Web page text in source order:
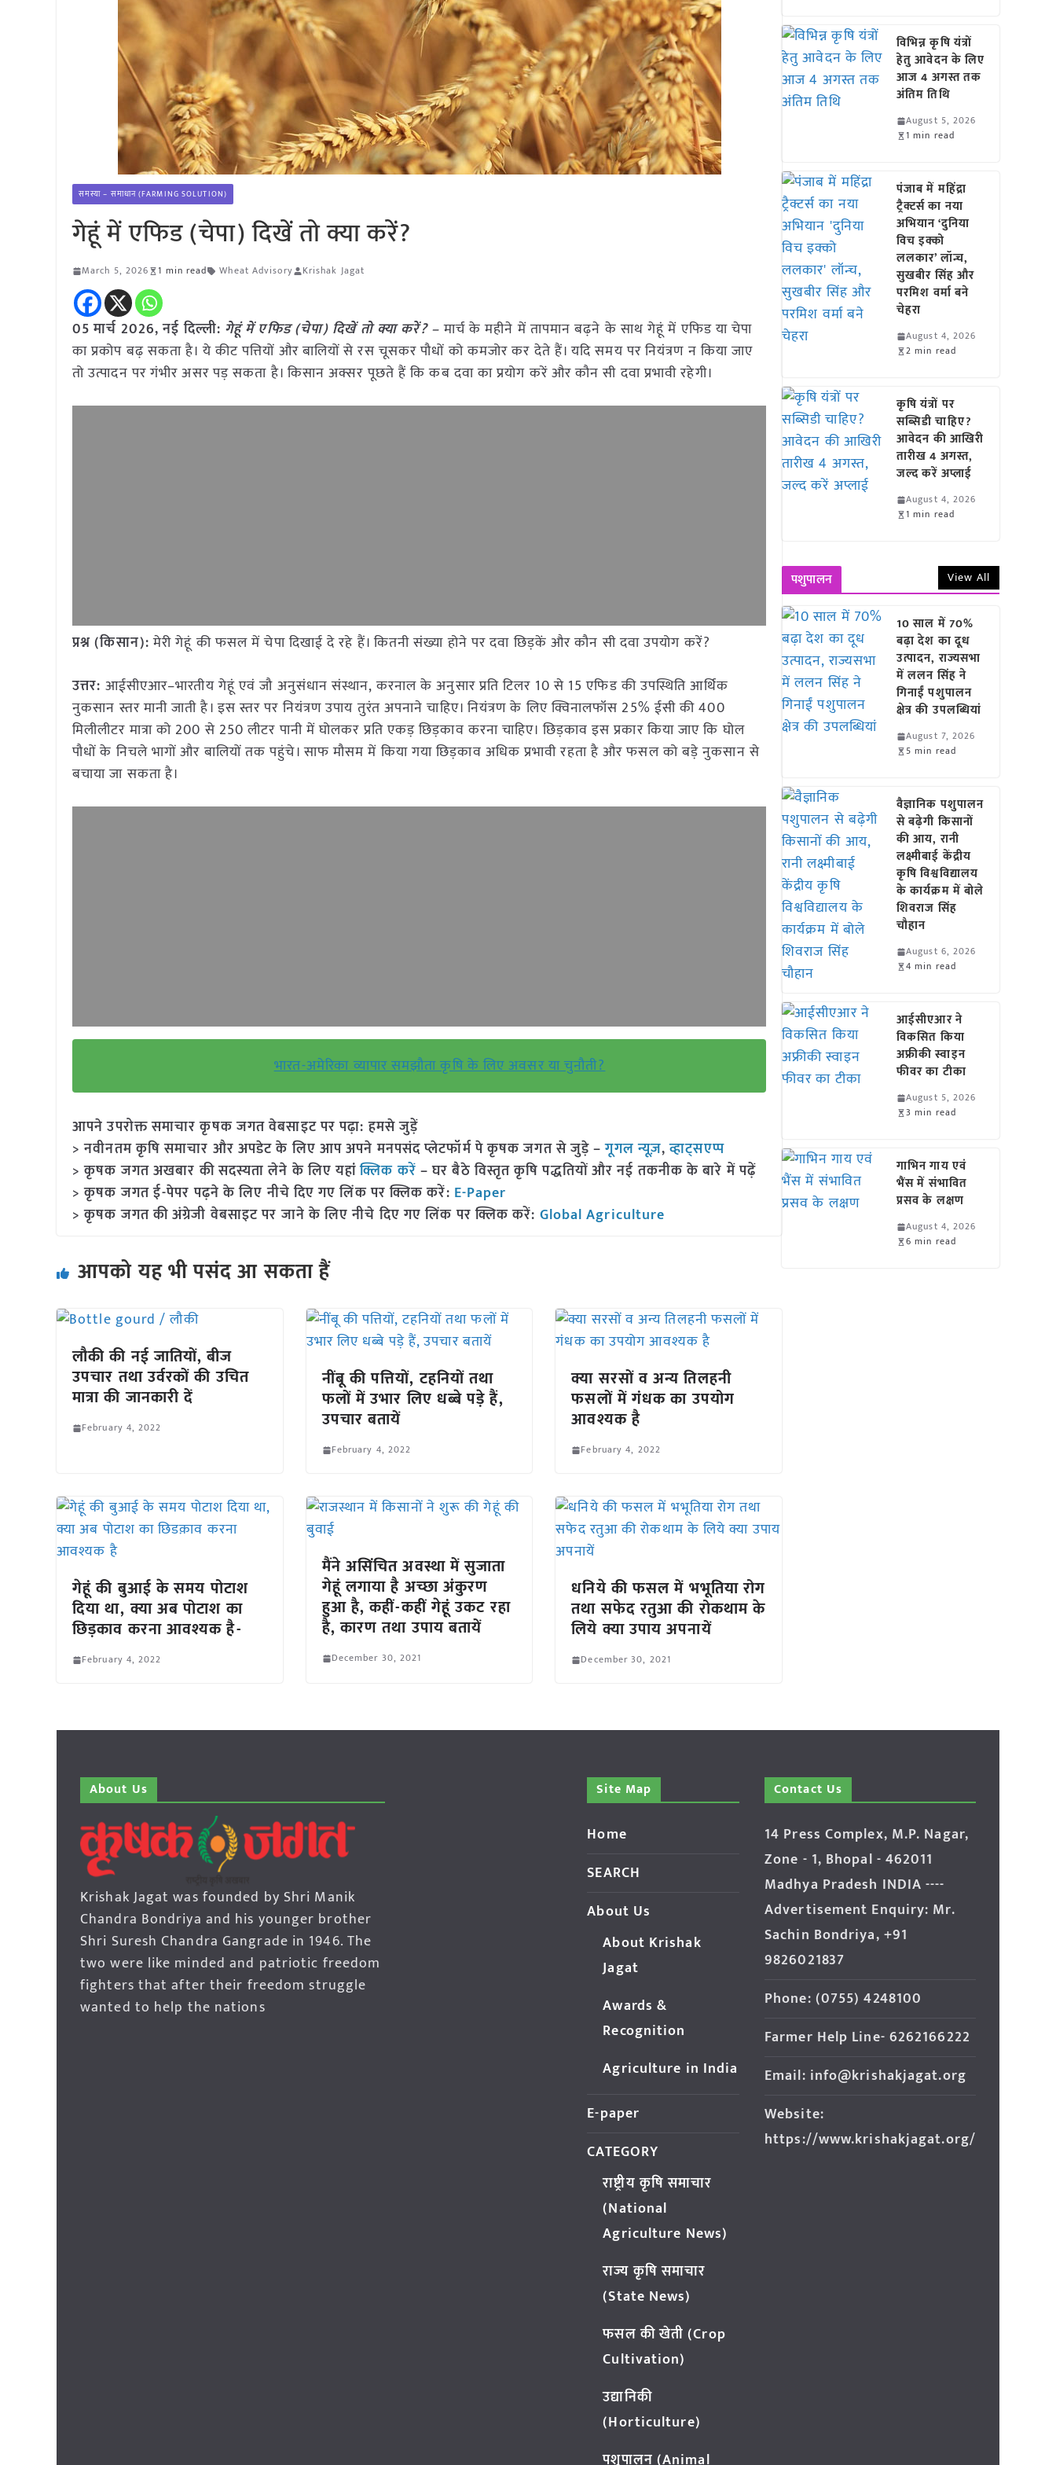
समस्या – समाधान (FARMING SOLUTION)
गेहूं में एफिड (चेपा) दिखें तो क्या करें?
March 5, 2026 1 min read Wheat Advisory Krishak Jagat
05 मार्च 2026, नई दिल्ली: गेहूं में एफिड (चेपा) दिखें तो क्या करें? –मार्च के महीने में तापमान बढ़ने के साथ गेहूं में एफिड या चेपा
का प्रकोप बढ़ सकता है। ये कीट पत्तियों और बालियों से रस चूसकर पौधों को कमजोर कर देते हैं। यदि समय पर नियंत्रण न किया जाए
तो उत्पादन पर गंभीर असर पड़ सकता है। किसान अक्सर पूछते हैं कि कब दवा का प्रयोग करें और कौन सी दवा प्रभावी रहेगी।
प्रश्न (किसान):मेरी गेहूं की फसल में चेपा दिखाई दे रहे हैं। कितनी संख्या होने पर दवा छिड़कें और कौन सी दवा उपयोग करें?
उत्तर: आईसीएआर–भारतीय गेहूं एवं जौ अनुसंधान संस्थान, करनाल के अनुसार प्रति टिलर 10 से 15 एफिड की उपस्थिति आर्थिक
नुकसान स्तर मानी जाती है। इस स्तर पर नियंत्रण उपाय तुरंत अपनाने चाहिए। नियंत्रण के लिए क्विनालफॉस 25% ईसी की 400
मिलीलीटर मात्रा को 200 से 250 लीटर पानी में घोलकर प्रति एकड़ छिड़काव करना चाहिए। छिड़काव इस प्रकार किया जाए कि घोल
पौधों के निचले भागों और बालियों तक पहुंचे। साफ मौसम में किया गया छिड़काव अधिक प्रभावी रहता है और फसल को बड़े नुकसान से
बचाया जा सकता है।
भारत-अमेरिका व्यापार समझौता कृषि के लिए अवसर या चुनौती?
आपने उपरोक्त समाचार कृषक जगत वेबसाइट पर पढ़ा: हमसे जुड़ें
> नवीनतम कृषि समाचार और अपडेट के लिए आप अपने मनपसंद प्लेटफॉर्म पे कृषक जगत से जुड़े –गूगल न्यूज़,व्हाट्सएप्प
> कृषक जगत अखबार की सदस्यता लेने के लिए यहांक्लिक करें – घर बैठे विस्तृत कृषि पद्धतियों और नई तकनीक के बारे में पढ़ें
> कृषक जगत ई-पेपर पढ़ने के लिए नीचे दिए गए लिंक पर क्लिक करें: E-Paper
> कृषक जगत की अंग्रेजी वेबसाइट पर जाने के लिए नीचे दिए गए लिंक पर क्लिक करें: Global Agriculture
आपको यह भी पसंद आ सकता हैं
लौकी की नई जातियों, बीज
उपचार तथा उर्वरकों की उचित
मात्रा की जानकारी दें
February 4, 2022
नींबू की पत्तियों, टहनियों तथा
फलों में उभार लिए धब्बे पड़े हैं,
उपचार बतायें
February 4, 2022
क्या सरसों व अन्य तिलहनी
फसलों में गंधक का उपयोग
आवश्यक है
February 4, 2022
गेहूं की बुआई के समय पोटाश
दिया था, क्या अब पोटाश का
छिड़काव करना आवश्यक है-
February 4, 2022
मैंने असिंचित अवस्था में सुजाता
गेहूं लगाया है अच्छा अंकुरण
हुआ है, कहीं-कहीं गेहूं उकट रहा
है, कारण तथा उपाय बतायें
December 30, 2021
धनिये की फसल में भभूतिया रोग
तथा सफेद रतुआ की रोकथाम के
लिये क्या उपाय अपनायें
December 30, 2021
विभिन्न कृषि यंत्रों
हेतु आवेदन के लिए
आज 4 अगस्त तक
अंतिम तिथि
August 5, 2026
1 min read
पंजाब में महिंद्रा
ट्रैक्टर्स का नया
अभियान ‘दुनिया
विच इक्को
ललकार’ लॉन्च,
सुखबीर सिंह और
परमिश वर्मा बने
चेहरा
August 4, 2026
2 min read
कृषि यंत्रों पर
सब्सिडी चाहिए?
आवेदन की आखिरी
तारीख 4 अगस्त,
जल्द करें अप्लाई
August 4, 2026
1 min read
पशुपालन View All
10 साल में 70%
बढ़ा देश का दूध
उत्पादन, राज्यसभा
में ललन सिंह ने
गिनाईं पशुपालन
क्षेत्र की उपलब्धियां
August 7, 2026
5 min read
वैज्ञानिक पशुपालन
से बढ़ेगी किसानों
की आय, रानी
लक्ष्मीबाई केंद्रीय
कृषि विश्वविद्यालय
के कार्यक्रम में बोले
शिवराज सिंह
चौहान
August 6, 2026
4 min read
आईसीएआर ने
विकसित किया
अफ्रीकी स्वाइन
फीवर का टीका
August 5, 2026
3 min read
गाभिन गाय एवं
भैंस में संभावित
प्रसव के लक्षण
August 4, 2026
6 min read
About Us
Krishak Jagat was founded by Shri Manik
Chandra Bondriya and his younger brother
Shri Suresh Chandra Gangrade in 1946. The
two were like minded and patriotic freedom
fighters that after their freedom struggle
wanted to help the nations
Site Map
Home
SEARCH
About Us
About Krishak
Jagat
Awards &
Recognition
Agriculture in India
E-paper
CATEGORY
राष्ट्रीय कृषि समाचार
(National
Agriculture News)
राज्य कृषि समाचार
(State News)
फसल की खेती (Crop
Cultivation)
उद्यानिकी
(Horticulture)
पशुपालन (Animal
Contact Us
14 Press Complex, M.P. Nagar,
Zone - 1, Bhopal - 462011
Madhya Pradesh INDIA ----
Advertisement Enquiry: Mr.
Sachin Bondriya, +91
9826021837
Phone: (0755) 4248100
Farmer Help Line- 6262166222
Email: info@krishakjagat.org
Website:
https://www.krishakjagat.org/